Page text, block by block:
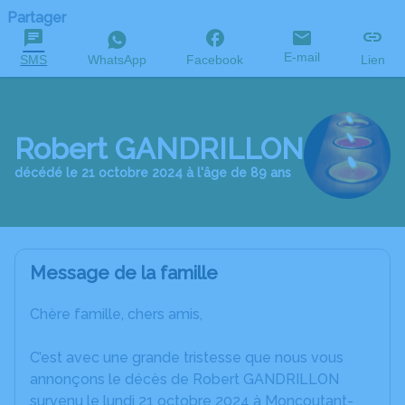
Partager
SMS WhatsApp Facebook E-mail Lien
Robert GANDRILLON
décédé le 21 octobre 2024 à l'âge de 89 ans
Message de la famille
Chère famille, chers amis,
C’est avec une grande tristesse que nous vous
annonçons le décès de Robert GANDRILLON
survenu le lundi 21 octobre 2024 à Moncoutant-